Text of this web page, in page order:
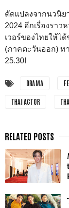
ดัดแปลงจากนวนิย
2024 อีกเรื่องรา
เวอร์ของไทยให้
(ภาคตะวันออก) ท
25.30!
DRAMA
THAI ACTOR